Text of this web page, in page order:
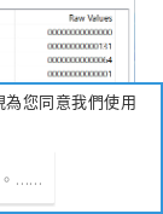
您同意我們使用
。……